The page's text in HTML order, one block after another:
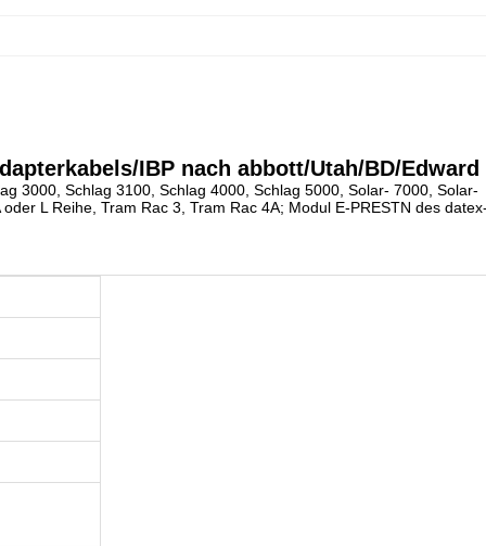
IBP nach abbott/Utah/BD/Edward
3000, Schlag 3100, Schlag 4000, Schlag 5000, Solar- 7000, Solar-
L Reihe, Tram Rac 3, Tram Rac 4A; Modul E-PRESTN des